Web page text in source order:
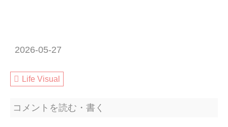
2026-05-27
Life Visual
コメントを読む・書く